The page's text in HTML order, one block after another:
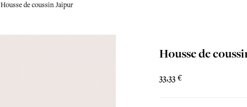
Housse de coussin Jaipur
Housse de
33,33 €